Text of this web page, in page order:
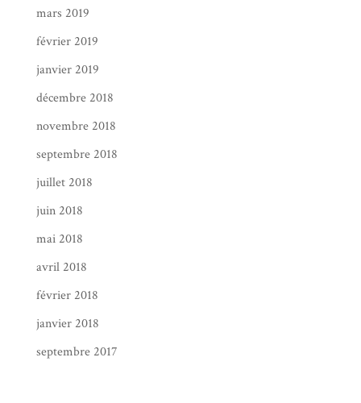
mars 2019
février 2019
janvier 2019
décembre 2018
novembre 2018
septembre 2018
juillet 2018
juin 2018
mai 2018
avril 2018
février 2018
janvier 2018
septembre 2017